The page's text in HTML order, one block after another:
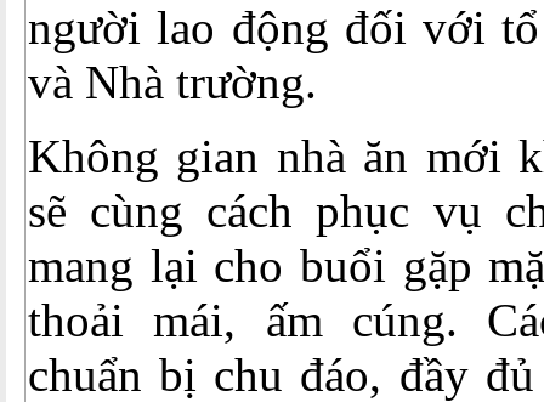
người lao động đối với
và Nhà trường.
Không gian nhà ăn mới
sẽ cùng cách phục vụ
mang lại cho buổi gặp
thoải mái, ấm cúng.
chuẩn bị chu đáo, đầy